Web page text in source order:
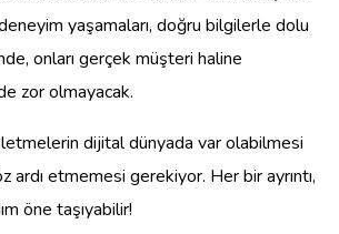
yaşamaları, doğru bilgilerle dolu
onları gerçek müşteri haline
zor olmayacak.
dijital dünyada var olabilmesi
ardı etmemesi gerekiyor. Her bir ayrıntı,
öne taşıyabilir!